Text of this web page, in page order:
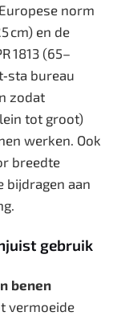
norm
cm) en de
1813 (65–
bureau
zodat
tot groot)
werken. Ook
breedte
bijdragen aan
gebruik
benen
vermoeide